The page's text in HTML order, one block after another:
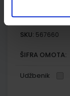
Nakladnik:
SKU: 567660
ŠIFRA OMOTA:
Udžbenik